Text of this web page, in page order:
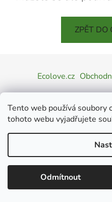
Tento web používá soubory
tohoto webu vyjadřujete
Odmítnout
ZPĚT DO
p
a
Ecolove.cz
Copyright 2026
Eco Love
Upravit